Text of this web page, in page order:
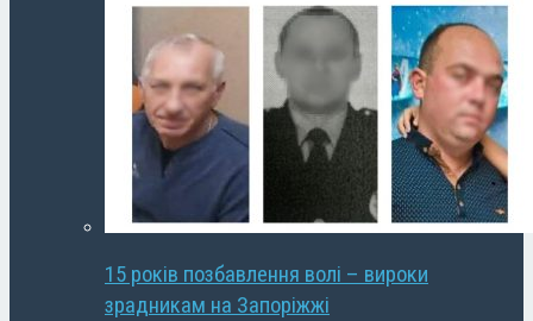
15 років позбавлення волі – вироки
зрадникам на Запоріжжі